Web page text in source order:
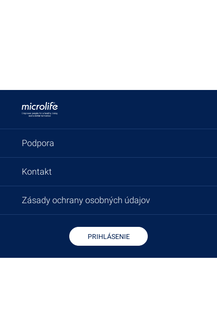
Podpora
Kontakt
Zásady ochrany osobných údajov
PRIHLÁSENIE